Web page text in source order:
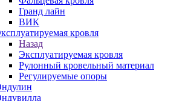
Гранд лайн
ВИК
кровля
Назад
Эксплуатируемая кровля
Рулонный кровельный материал
Регулируемые опоры